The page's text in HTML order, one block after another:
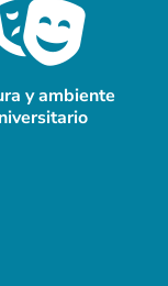
y ambiente